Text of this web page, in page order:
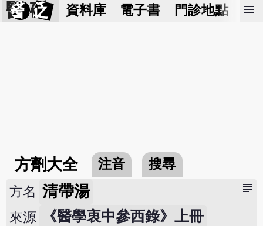
醫 砭 資料庫 電子書 門診地點 預
menu
方劑大全 注音 搜尋
subject
方名 清帶湯
來源 《醫學衷中參西錄》上冊